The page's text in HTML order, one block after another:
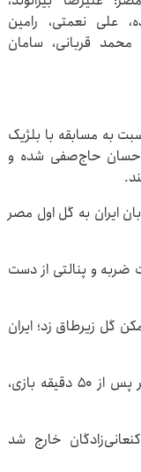
علی نعمتی، رامین
محمد قربانی، سامان
به مسابقه با بلژیک
احسان حاج‌صفی شده و
ایران به گل اول مصر
پشت ضربه و پنالتی از دست
ممکن گل زیرطاق زد؛ ایران
پایان نیمه اول؛ حاصل کار یاران ایران و مصر پس از ۵۰ دقیقه بازی،
خارج شد